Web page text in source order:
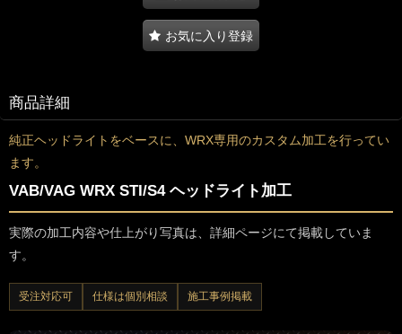
お気に入り登録
商品詳細
純正ヘッドライトをベースに、WRX専用のカスタム加工を行ってい
ます。
VAB/VAG WRX STI/S4 ヘッドライト加工
実際の加工内容や仕上がり写真は、詳細ページにて掲載していま
す。
受注対応可 仕様は個別相談 施工事例掲載